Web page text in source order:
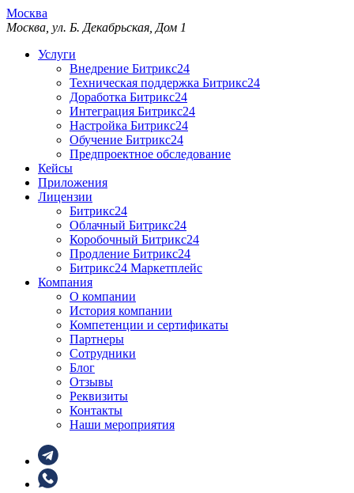
Москва
Москва, ул. Б. Декабрьская, Дом 1
Услуги
Внедрение Битрикс24
Техническая поддержка Битрикс24
Доработка Битрикс24
Интеграция Битрикс24
Настройка Битрикс24
Обучение Битрикс24
Предпроектное обследование
Кейсы
Приложения
Лицензии
Битрикс24
Облачный Битрикс24
Коробочный Битрикс24
Продление Битрикс24
Битрикс24 Маркетплейс
Компания
О компании
История компании
Компетенции и сертификаты
Партнеры
Сотрудники
Блог
Отзывы
Реквизиты
Контакты
Наши мероприятия